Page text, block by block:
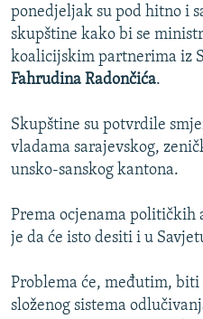
ponedjeljak su pod hitno i
skupštine kako bi se
koalicijskim partnerima iz
Fahrudina Radončića.
Skupštine su potvrdile
vladama sarajevskog,
unsko-sanskog kantona.
Prema ocjenama političkih
je da će isto desiti i u
Problema će, međutim, biti
složenog sistema